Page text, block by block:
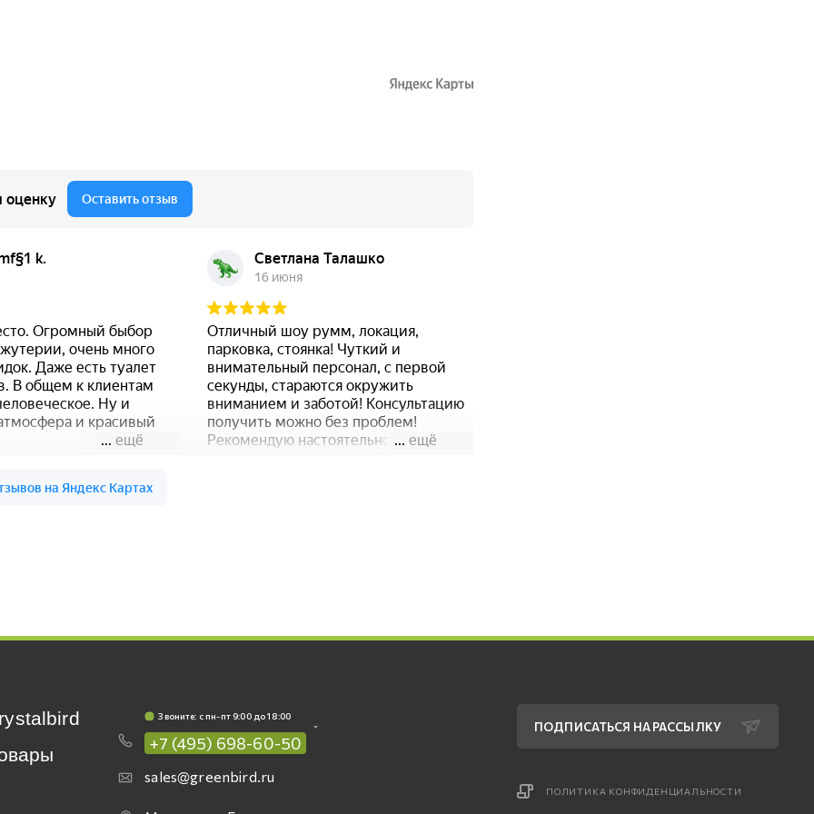
Звоните: c пн-пт 9:00 до 18:00
+7 (495) 698-60-50
sales@greenbird.ru
ПОДПИСАТЬСЯ НА РАССЫЛКУ
ПОЛИТИКА КОНФИДЕНЦИАЛЬНОСТИ